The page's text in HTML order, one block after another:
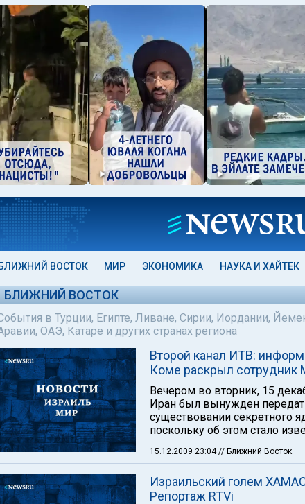
БЛИЖНИЙ ВОСТОК МИР ЭКОНОМИКА НАУКА И ХАЙТЕК
БЛИЖНИЙ ВОСТОК
в Турции, Египте, Ливане, Сирии, Иордании,
ОАЭ, Катаре и других странах региона
Второй канал ИТВ:
Коме раскрыл сотрудник
Вечером во вторник, 15
Иран был вынужден
существовании секретного
поскольку об этом стало
15.12.2009 23:04// Ближний Восток
Израильский голем
Репортаж RTVi